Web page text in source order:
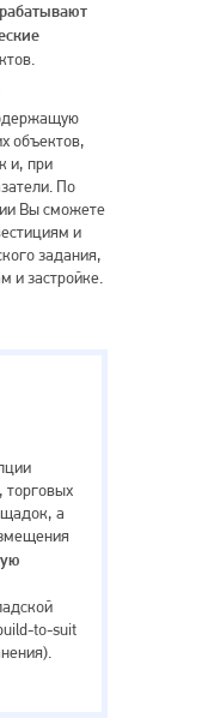
в
объектов,
и, при
По
Вы сможете
и
задания,
и застройке.
торговых
а
to-suit